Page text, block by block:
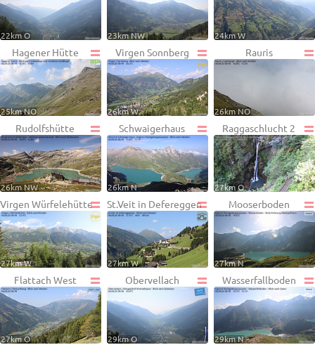
22km O 23km NW 24km W
Hagener Hütte
25km NO
Virgen Sonnberg
26km W
Rauris
26km NO
Rudolfshütte
26km NW
Schwaigerhaus
26km N
Raggaschlucht 2
27km O
Virgen Würfelehütte
27km W
St.Veit in Defereggen
27km W
Mooserboden
27km N
Flattach West
27km O
Obervellach
29km O
Wasserfallboden
29km N